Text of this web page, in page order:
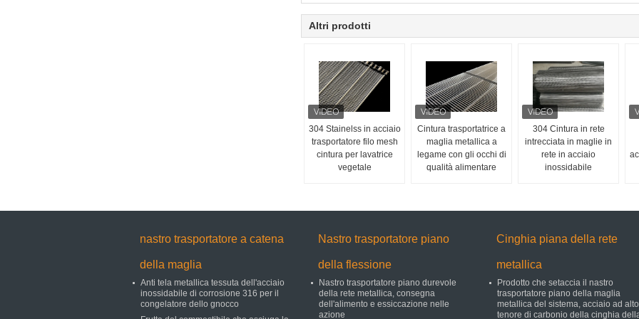
Altri prodotti
304 Stainelss in acciaio
trasportatore filo mesh
cintura per lavatrice
vegetale
Cintura trasportatrice a
maglia metallica a
legame con gli occhi di
qualità alimentare
304 Cintura in rete
intrecciata in maglie in
rete in acciaio
inossidabile
nastro trasportatore a catena
della maglia
Anti tela metallica tessuta dell'acciaio
inossidabile di corrosione 316 per il
congelatore dello gnocco
Nastro trasportatore piano
della flessione
Nastro trasportatore piano durevole
della rete metallica, consegna
dell'alimento e essiccazione nelle
azione
Cinghia piana della rete
metallica
Prodotto che setaccia il nastro
trasportatore piano della maglia
metallica del sistema, acciaio ad alto
tenore di carbonio della cinghia